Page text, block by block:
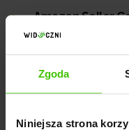
Zgoda
Niniejsza strona
Amazon Seller
sprzedawcy mogą
rzeczywistym,
demograficznych,
produktów i
eBay Seller Hub